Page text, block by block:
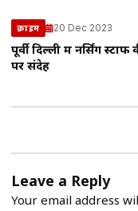
क्राइम 20 Dec 2023
पूर्वी दिल्ली में नर्सिंग
पर संदेह
Leave a Reply
Your email address